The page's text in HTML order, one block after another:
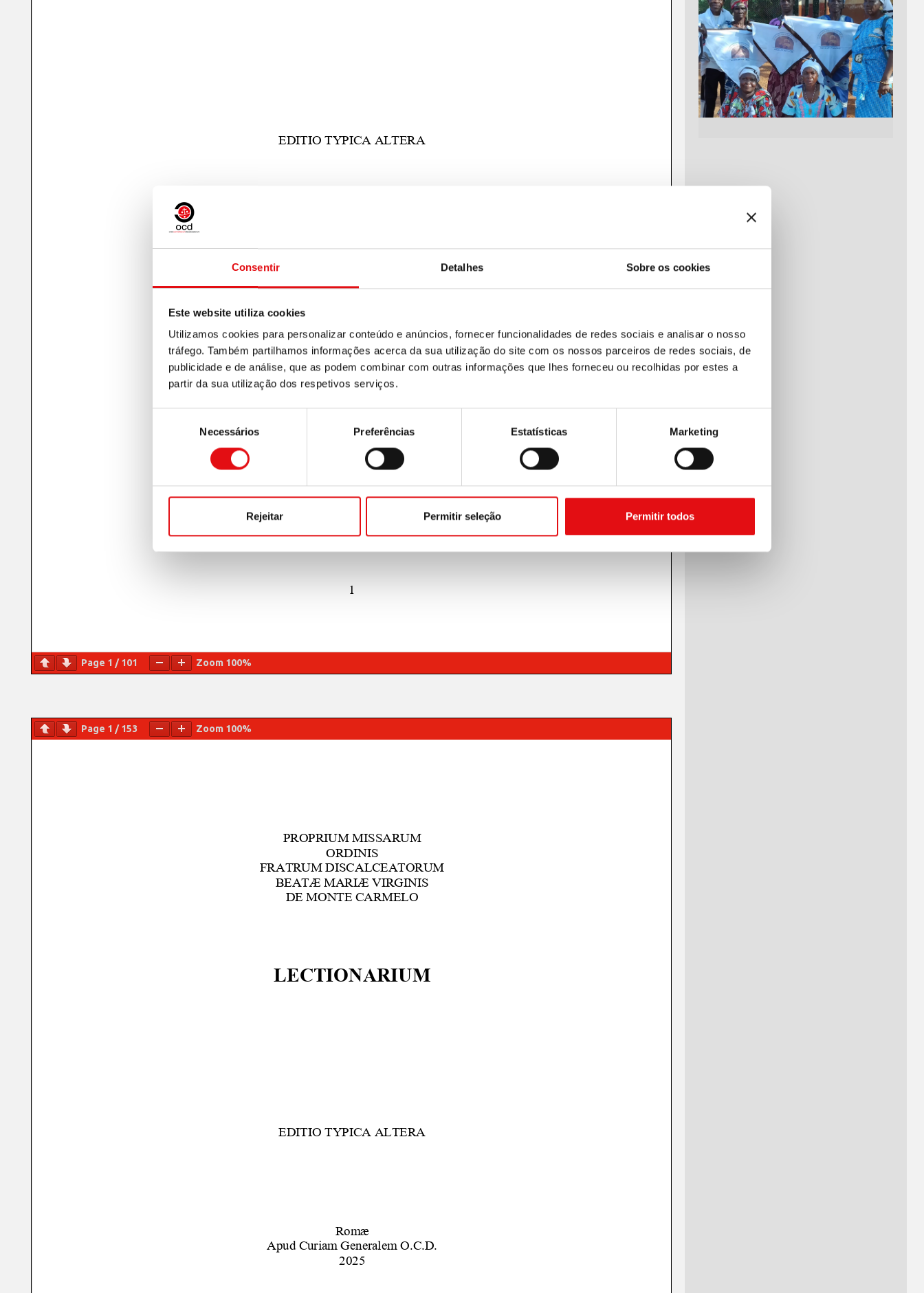
Consentir Detalhes Sobre os cookies
Este website utiliza cookies
Utilizamos cookies para personalizar conteúdo e anúncios, fornecer funcionalidades de redes sociais e analisar o nosso
tráfego. Também partilhamos informações acerca da sua utilização do site com os nossos parceiros de redes sociais, de
publicidade e de análise, que as podem combinar com outras informações que lhes forneceu ou recolhidas por estes a
partir da sua utilização dos respetivos serviços.
consentimento
Necessários Preferências Estatísticas Marketing
Rejeitar Permitir seleção Permitir todos
Page 1 /101 Zoom 100%
Page 1 /153 Zoom 100%